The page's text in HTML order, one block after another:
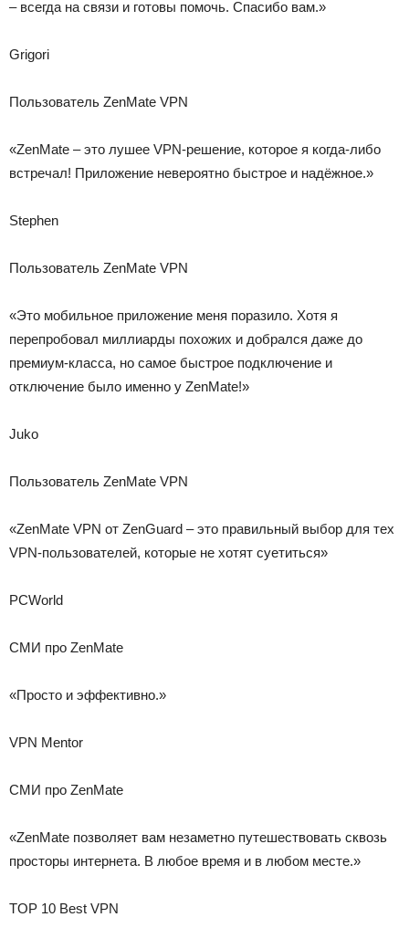
– всегда на связи и готовы помочь. Спасибо вам.»
Grigori
Пользователь ZenMate VPN
«ZenMate – это лушее VPN-решение, которое я когда-либо
встречал! Приложение невероятно быстрое и надёжное.»
Stephen
Пользователь ZenMate VPN
«Это мобильное приложение меня поразило. Хотя я
перепробовал миллиарды похожих и добрался даже до
премиум-класса, но самое быстрое подключение и
отключение было именно у ZenMate!»
Juko
Пользователь ZenMate VPN
«ZenMate VPN от ZenGuard – это правильный выбор для тех
VPN-пользователей, которые не хотят суетиться»
PCWorld
СМИ про ZenMate
«Просто и эффективно.»
VPN Mentor
СМИ про ZenMate
«ZenMate позволяет вам незаметно путешествовать сквозь
просторы интернета. В любое время и в любом месте.»
TOP 10 Best VPN